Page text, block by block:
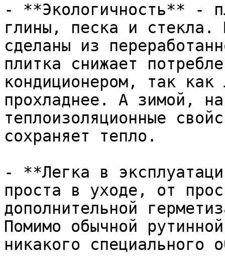
- **Экологичность** -
глины, песка и стекла.
сделаны из
плитка снижает
кондиционером, так
прохладнее. А зимой,
теплоизоляционные
сохраняет тепло.
- **Легка в
проста в уходе, от
дополнительной
Помимо обычной
никакого специального